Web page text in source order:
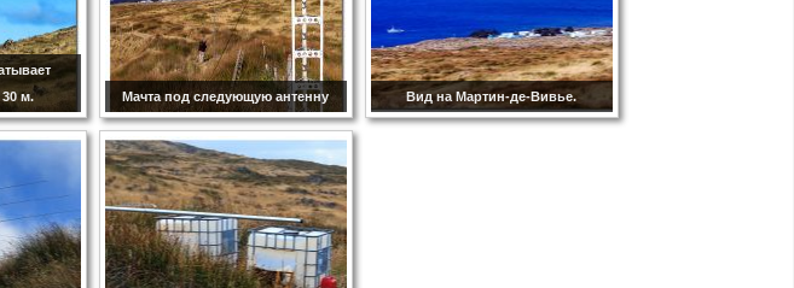
м.
Мачта под следующую антенну Вид на Мартин-де-Вивье.